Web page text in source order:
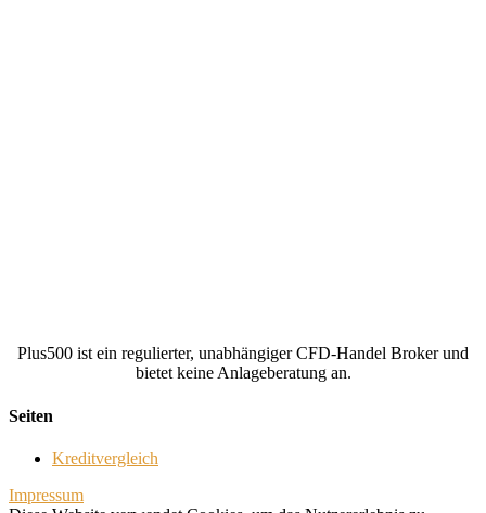
Plus500 ist ein regulierter, unabhängiger CFD-Handel Broker und
bietet keine Anlageberatung an.
Seiten
Kreditvergleich
Impressum